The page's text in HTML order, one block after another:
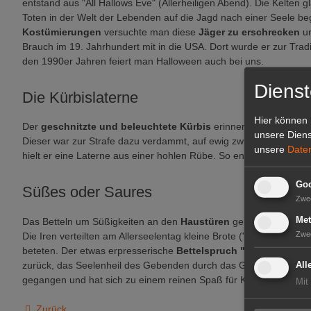
entstand aus "All Hallows Eve" (Allerheiligen Abend). Die Kelten
Toten in der Welt der Lebenden auf die Jagd nach einer Seele
Kostümierungen versuchte man diese Jäger zu erschrecken
Brauch im 19. Jahrhundert mit in die USA. Dort wurde er zur
den 1990er Jahren feiert man Halloween auch bei uns.
Die Kürbislaterne
Der geschnitzte und beleuchtete Kürbis erinnert an die
Dieser war zur Strafe dazu verdammt, auf ewig zwischen
hielt er eine Laterne aus einer hohlen Rübe. So entstand der
Süßes oder Saures
Das Betteln um Süßigkeiten an den Haustüren geht auf eine
Die Iren verteilten am Allerseelentag kleine Brote
beteten. Der etwas erpresserische Bettelspruch "trick or treat"
zurück, das Seelenheil des Gebenden durch das Gebet des
gegangen und hat sich zu einem reinen Spaß für Kinder
Zurück
Hier können
unsere
unsere
Mit